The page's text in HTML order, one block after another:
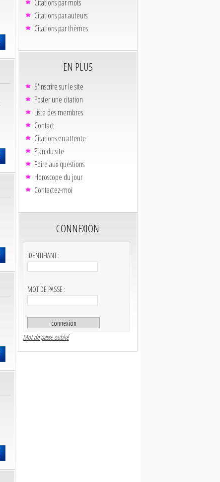
Citations par mots
Citations par auteurs
Citations par thèmes
EN PLUS
S'inscrire sur le site
Poster une citation
Liste des membres
Contact
Citations en attente
Plan du site
Foire aux questions
Horoscope du jour
Contactez-moi
CONNEXION
IDENTIFIANT :
MOT DE PASSE :
Mot de passe oublié